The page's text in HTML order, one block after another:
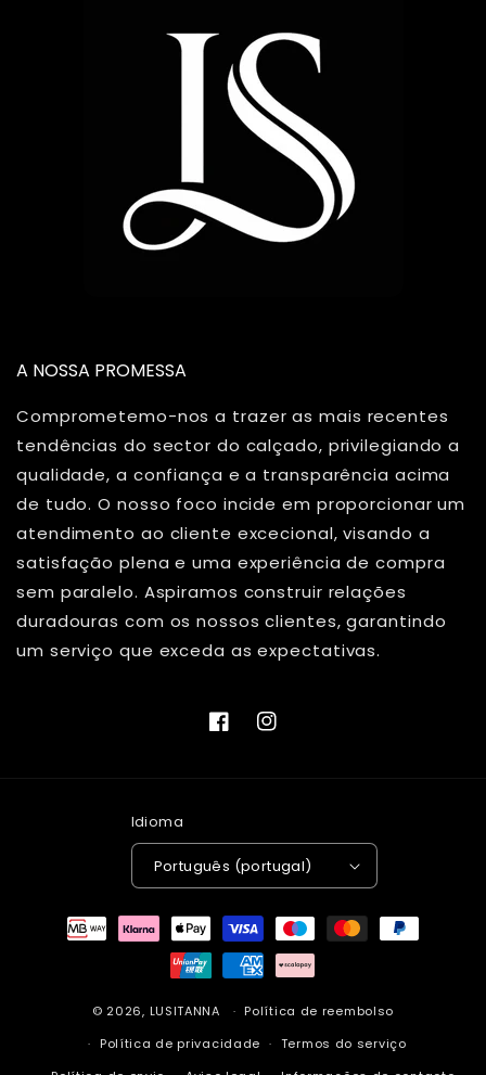
A NOSSA PROMESSA
Comprometemo-nos a trazer as mais recentes
tendências do sector do calçado, privilegiando a
qualidade, a confiança e a transparência acima
de tudo. O nosso foco incide em proporcionar um
atendimento ao cliente excecional, visando a
satisfação plena e uma experiência de compra
sem paralelo. Aspiramos construir relações
duradouras com os nossos clientes, garantindo
um serviço que exceda as expectativas.
FacebookInstagram
Idioma
Português (portugal)
Métodos
© 2026, LUSITANNA
Política de reembolso
Política de privacidade
Termos do serviço